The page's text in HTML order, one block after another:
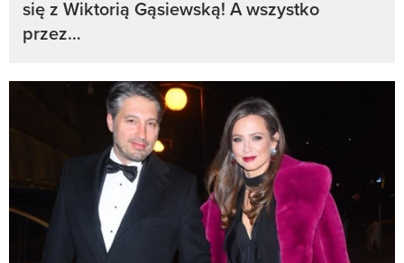
się z Wiktorią Gąsiewską! A wszystko
przez…